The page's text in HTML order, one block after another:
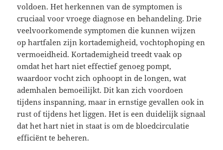
voldoen. Het herkennen van de symptomen is
cruciaal voor vroege diagnose en behandeling. Drie
veelvoorkomende symptomen die kunnen wijzen
op hartfalen zijn kortademigheid, vochtophoping en
vermoeidheid. Kortademigheid treedt vaak op
omdat het hart niet effectief genoeg pompt,
waardoor vocht zich ophoopt in de longen, wat
ademhalen bemoeilijkt. Dit kan zich voordoen
tijdens inspanning, maar in ernstige gevallen ook in
rust of tijdens het liggen. Het is een duidelijk signaal
dat het hart niet in staat is om de bloedcirculatie
efficiënt te beheren.